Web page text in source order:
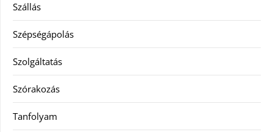
Szállás
Szépségápolás
Szolgáltatás
Szórakozás
Tanfolyam